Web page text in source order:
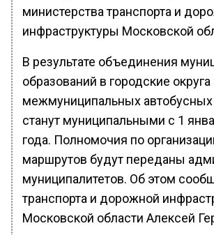
министерства транспорта и
инфраструктуры Московской
В результате объединения
образований в городские округа
межмуниципальных
станут муниципальными с 1
года. Полномочия по
маршрутов будут переданы
муниципалитетов. Об этом
транспорта и дорожной
Московской области Алексей